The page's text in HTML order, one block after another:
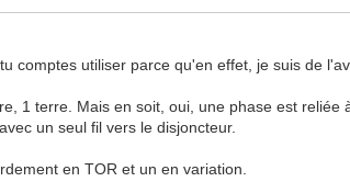
comptes utiliser parce qu'en effet, je suis de
1 terre. Mais en soit, oui, une phase est
un seul fil vers le disjoncteur.
en TOR et un en variation.